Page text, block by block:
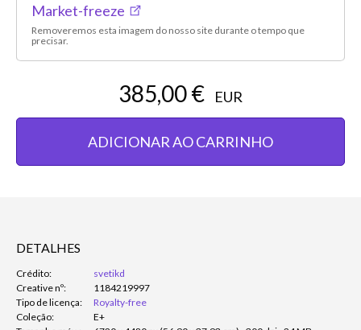
Market-freeze
Removeremos esta imagem do nosso site durante o tempo que
precisar.
385,00 € EUR
ADICIONAR AO CARRINHO
DETALHES
Crédito:
svetikd
Creative nº:
1184219997
Tipo de licença:
Royalty-free
Coleção:
E+